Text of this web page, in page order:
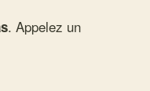
. Appelez un